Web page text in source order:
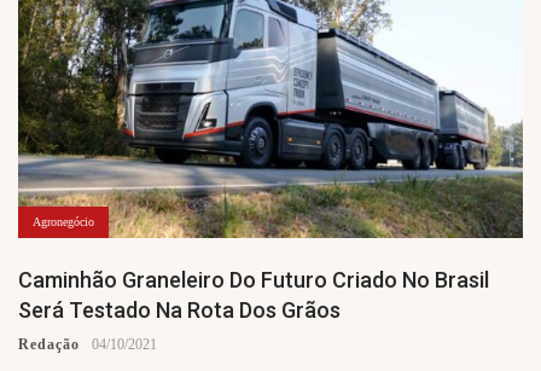
Agronegócio
Caminhão Graneleiro Do Futuro Criado No Brasil
Será Testado Na Rota Dos Grãos
Redação 04/10/2021